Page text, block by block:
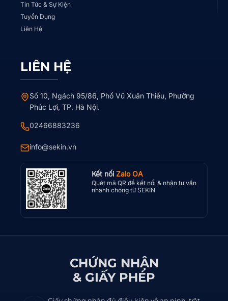
Tin Tức & Sự Kiện
Tuyển Dụng
Liên Hệ
LIÊN HỆ
Số 10, Ngách 95/86, Phố Vũ Xuân Thiều, Phường
Phúc Lợi, TP. Hà Nội.
02466883236
info@sekin.vn
Kết nối Zalo OA
Quét mã QR để kết nối & nhận tư vấn
nhanh chóng từ SEKIN
CHỨNG NHẬN
& GIẤY PHÉP